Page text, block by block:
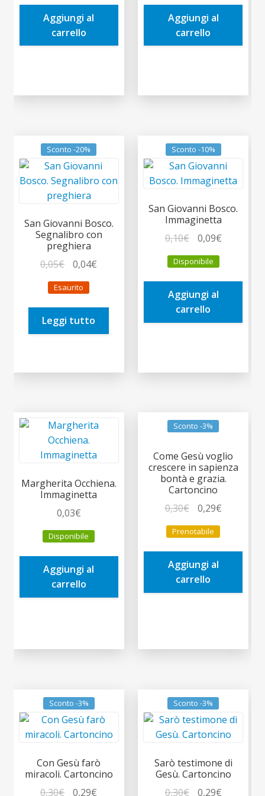
era:
0,30€.
è:
Aggiungi al
carrello
era:
0,30€.
è:
Aggiungi al
carrello
Sconto -20%
San Giovanni Bosco.
Segnalibro con
preghiera
0,05€
prezzo
originale
era:
0,05€.
0,04€
è:
Esaurito
Leggi tutto
Sconto -10%
San Giovanni Bosco.
Immaginetta
0,10€
prezzo
originale
era:
0,10€.
0,09€Il
è:
Disponibile
Aggiungi al
carrello
Margherita Occhiena.
Immaginetta
0,03€
Disponibile
Aggiungi al
carrello
Sconto -3%
Come Gesù voglio
crescere in sapienza
bontà e grazia.
Cartoncino
0,30€
prezzo
originale
era:
0,30€.
0,29€Il
è:
Prenotabile
Aggiungi al
carrello
Sconto -3%
Con Gesù farò
miracoli. Cartoncino
0,30€ 0,29€
Sconto -3%
Sarò testimone di
Gesù. Cartoncino
0,30€ 0,29€Il